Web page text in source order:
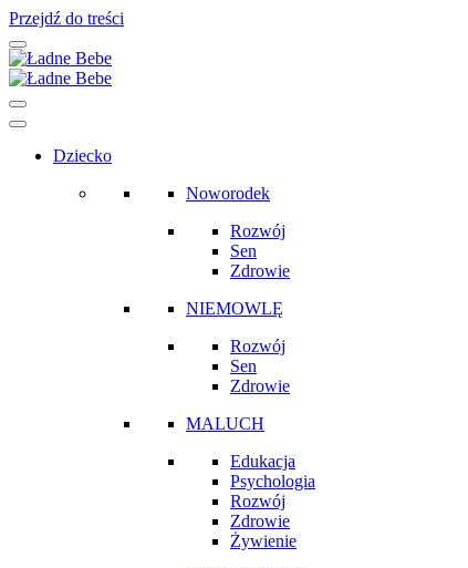
Przejdź do treści
Main
Navigation
Dziecko
Noworodek
Rozwój
Sen
Zdrowie
NIEMOWLĘ
Rozwój
Sen
Zdrowie
MALUCH
Edukacja
Psychologia
Rozwój
Zdrowie
Żywienie